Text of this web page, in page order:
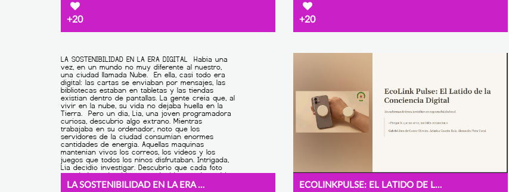
+20 +20
LA SOSTENIBILIDAD EN LA ERA DIGITAL ECOLINKPULSE: EL LATIDO DE LA CONCIENCIA DIGITAL